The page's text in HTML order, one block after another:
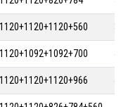
1120+1120+1120+560 3920-
1120+1092+1092+700 4004-
1120+1120+1120+966 4326-